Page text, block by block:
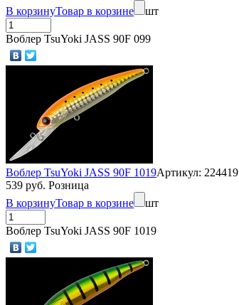
В корзинуТовар в корзине шт
Воблер TsuYoki JASS 90F 099
Воблер TsuYoki JASS 90F 1019Артикул: 224419
539 руб. Розница
В корзинуТовар в корзине шт
Воблер TsuYoki JASS 90F 1019